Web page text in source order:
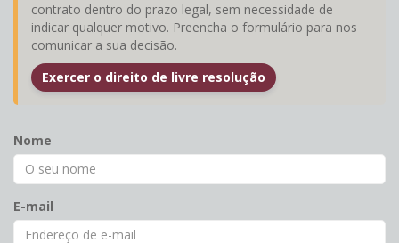
contrato dentro do prazo legal, sem necessidade de
indicar qualquer motivo. Preencha o formulário para nos
comunicar a sua decisão.
Exercer o direito de livre resolução
Nome
E-mail